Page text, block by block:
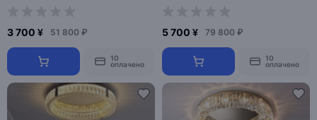
3 700 ¥ 51 800 ₽
10
оплачено
5 700 ¥ 79 800 ₽
10
оплачено